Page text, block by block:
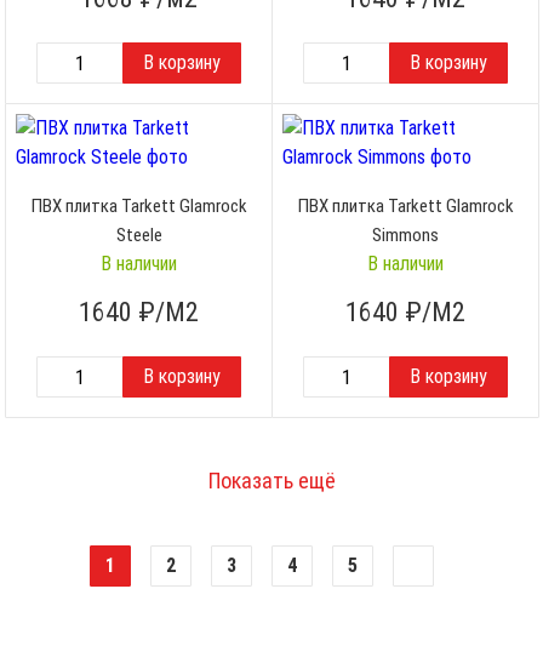
ПВХ плитка Tarkett Glamrock
Steele
В наличии
1640 ₽/М2
ПВХ плитка Tarkett Glamrock
Simmons
В наличии
1640 ₽/М2
1 2 3 4 5